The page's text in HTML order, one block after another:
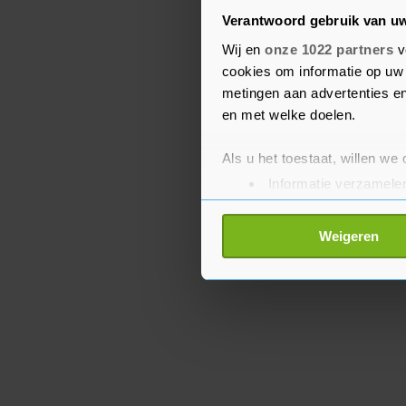
Verantwoord gebruik van
Wij en onze 1022 partners
cookies om informatie op
metingen aan advertenties
en met welke doelen.
Als u het toestaat, willen we
Informatie
Uw apparaat
Lees meer over hoe uw
toestemming op elk moment
Weigeren
de financiële sector te
vereenvoudiging houdt
financiële stabiliteit en
is niet bedoeld om de
complexiteit te